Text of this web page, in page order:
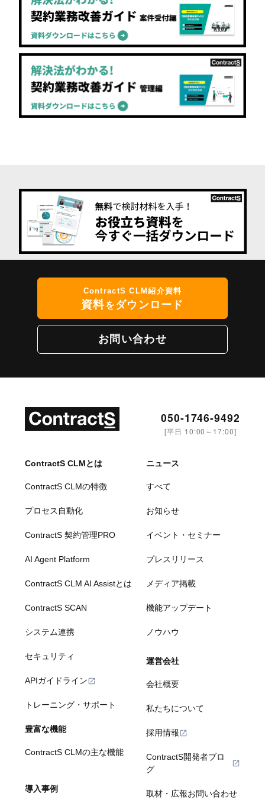
ContractS CLM紹介資料
資料をダウンロード
お問い合わせ
050-1746-9492
[平日 10:00～17:00]
ContractS CLMとは
ContractS CLMの特徴
プロセス自動化
ContractS 契約管理PRO
AI Agent Platform
ContractS CLM AI Assistとは
ContractS SCAN
システム連携
セキュリティ
APIガイドライン
トレーニング・サポート
豊富な機能
ContractS CLMの主な機能
導入事例
ニュース
すべて
お知らせ
イベント・セミナー
プレスリリース
メディア掲載
機能アップデート
ノウハウ
運営会社
会社概要
私たちについて
採用情報
ContractS開発者ブロ
グ
取材・広報お問い合わせ